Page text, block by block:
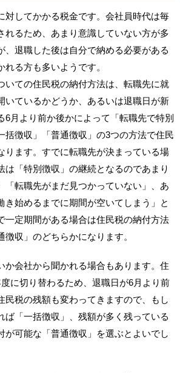
対してかかる税金です。会社員時代は毎
れるため、あまり意識していない方が多
、退職した後は自分で納める必要がある
る方も多いようです。
いての住民税の納付方法は、転職先に就
いているかどうか、あるいは退職日が新
6月より前か後かによって「転職先で特別
括徴収」「普通徴収」の3つの方法で住民
ります。すでに転職先が決まっている場
は「特別徴収」の継続となるのであまり
「転職先がまだ見つかっていない」、あ
き始めるまでに期間が空いてしまう」と
一定期間がある場合は住民税の納付方法
収」のどちらかになります。
か会社から聞かれる場合もあります。住
に切り替わるため、退職日が6月より前
民税の残額も変わってきますので、もし
ば「一括徴収」、残額が多く残っている
が可能な「普通徴収」を選ぶとよいでし